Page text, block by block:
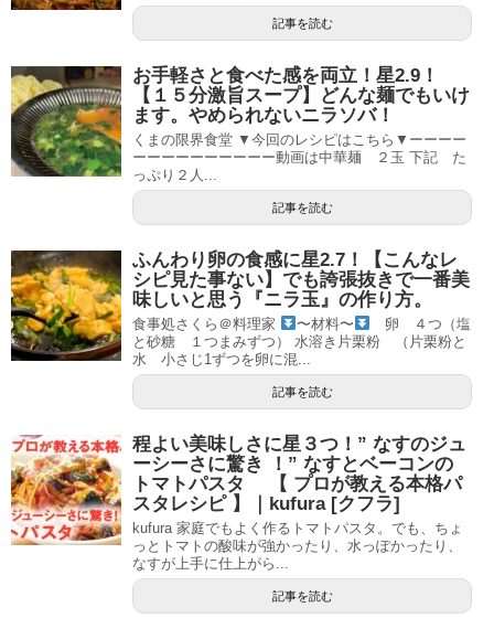
記事を読む
お手軽さと食べた感を両立！星2.9！
【１５分激旨スープ】どんな麺でもいけ
ます。やめられないニラソバ！
くまの限界食堂 ▼今回のレシピはこちら▼ーーーー
ーーーーーーーーーー動画は中華麺 ２玉 下記 た
っぷり２人...
記事を読む
ふんわり卵の食感に星2.7！【こんなレ
シピ見た事ない】でも誇張抜きで一番美
味しいと思う『ニラ玉』の作り方。
食事処さくら＠料理家 〜材料〜
卵 ４つ（塩
と砂糖 １つまみずつ） 水溶き片栗粉 （片栗粉と
水 小さじ1ずつを卵に混...
記事を読む
程よい美味しさに星３つ！” なすのジュ
ーシーさに驚き ！” なすとベーコンの
トマトパスタ 【 プロが教える本格パ
スタレシピ 】｜kufura [クフラ]
kufura 家庭でもよく作るトマトパスタ。でも、ちょ
っとトマトの酸味が強かったり、水っぽかったり、
なすが上手に仕上がら...
記事を読む